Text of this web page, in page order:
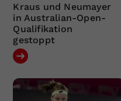
Kraus und Neumayer
in Australian-Open-
Qualifikation
gestoppt